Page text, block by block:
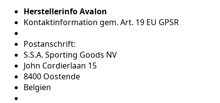
Herstellerinfo Avalon
Kontaktinformation gem. Art. 19 EU GPSR
Postanschrift:
S.S.A. Sporting Goods NV
John Cordierlaan 15
8400 Oostende
Belgien